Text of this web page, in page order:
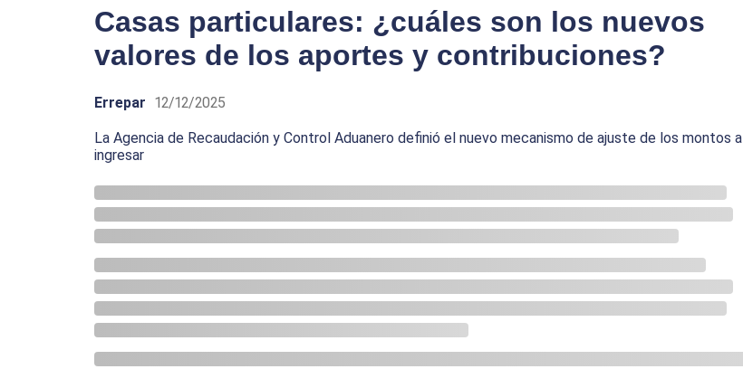
Casas particulares: ¿cuáles son los nuevos
valores de los aportes y contribuciones?
Errepar 12/12/2025
La Agencia de Recaudación y Control Aduanero definió el nuevo mecanismo de ajuste de los montos a
ingresar